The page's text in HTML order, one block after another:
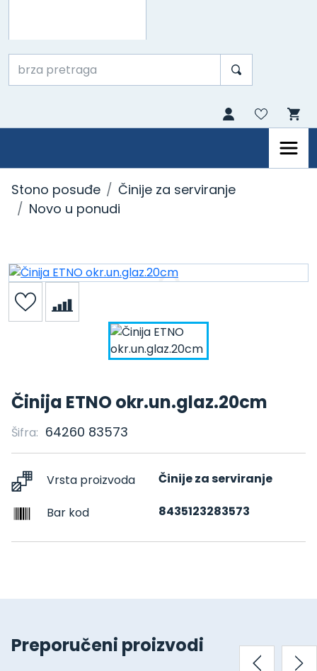
Stono posuđe
Činije za serviranje
Novo u ponudi
Činija ETNO okr.un.glaz.20cm
Šifra: 64260 83573
Vrsta proizvoda Činije za serviranje
Bar kod 8435123283573
Preporučeni proizvodi